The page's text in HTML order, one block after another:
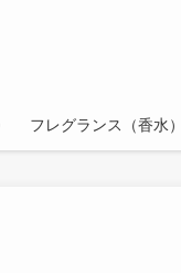
フレグランス（香水）